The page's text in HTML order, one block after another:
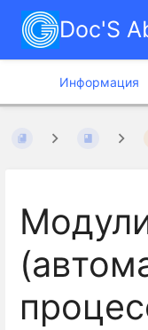
Doc'S
Информация